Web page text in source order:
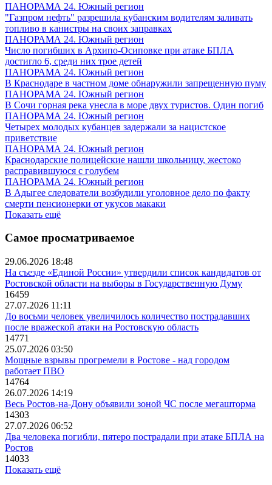
ПАНОРАМА 24. Южный регион
"Газпром нефть" разрешила кубанским водителям заливать
топливо в канистры на своих заправках
ПАНОРАМА 24. Южный регион
Число погибших в Архипо-Осиповке при атаке БПЛА
достигло 6, среди них трое детей
ПАНОРАМА 24. Южный регион
В Краснодаре в частном доме обнаружили запрещенную пуму
ПАНОРАМА 24. Южный регион
В Сочи горная река унесла в море двух туристов. Один погиб
ПАНОРАМА 24. Южный регион
Четырех молодых кубанцев задержали за нацистское
приветствие
ПАНОРАМА 24. Южный регион
Краснодарские полицейские нашли школьницу, жестоко
расправившуюся с голубем
ПАНОРАМА 24. Южный регион
В Адыгее следователи возбудили уголовное дело по факту
смерти пенсионерки от укусов макаки
Показать ещё
Самое просматриваемое
29.06.2026 18:48
На съезде «Единой России» утвердили список кандидатов от
Ростовской области на выборы в Государственную Думу
16459
27.07.2026 11:11
До восьми человек увеличилось количество пострадавших
после вражеской атаки на Ростовскую область
14771
25.07.2026 03:50
Мощные взрывы прогремели в Ростове - над городом
работает ПВО
14764
26.07.2026 14:19
Весь Ростов-на-Дону объявили зоной ЧС после мегашторма
14303
27.07.2026 06:52
Два человека погибли, пятеро пострадали при атаке БПЛА на
Ростов
14033
Показать ещё